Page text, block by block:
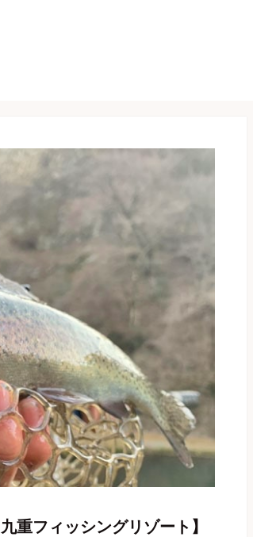
重フィッシングリゾート】